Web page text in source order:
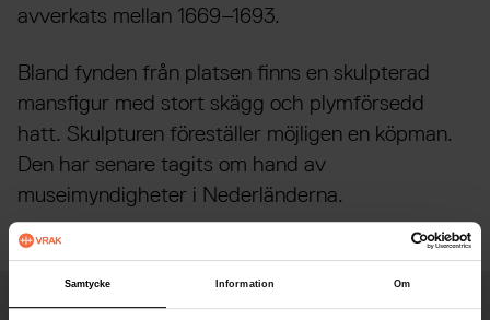
Samtycke Information Om
avverkats mellan 1669–1693.
Bland fynden från platsen finns en skulpterad
mansfigur med stort skägg och plymförsedd
hatt. Skulpturen föreställer möjligen en köpman.
Den har senare tagits om hand av
museimyndigheter i Nederländerna.